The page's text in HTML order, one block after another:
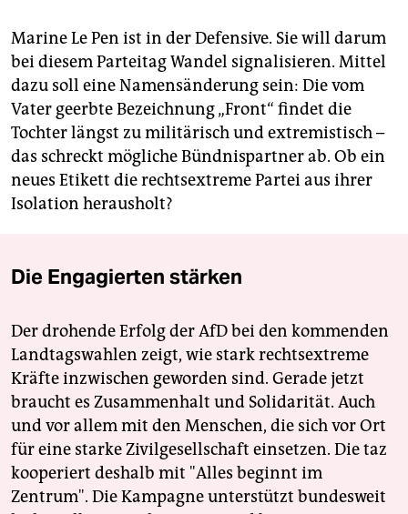
Marine Le Pen ist in der Defensive. Sie will darum
bei diesem Parteitag Wandel signalisieren. Mittel
dazu soll eine Namensänderung sein: Die vom
Vater geerbte Bezeichnung „Front“ findet die
Tochter längst zu militärisch und extremistisch –
das schreckt mögliche Bündnispartner ab. Ob ein
neues Etikett die rechtsextreme Partei aus ihrer
Isolation herausholt?
Die Engagierten stärken
Der drohende Erfolg der AfD bei den kommenden
Landtagswahlen zeigt, wie stark rechtsextreme
Kräfte inzwischen geworden sind. Gerade jetzt
braucht es Zusammenhalt und Solidarität. Auch
und vor allem mit den Menschen, die sich vor Ort
für eine starke Zivilgesellschaft einsetzen. Die taz
kooperiert deshalb mit "Alles beginnt im
Zentrum". Die Kampagne unterstützt bundesweit